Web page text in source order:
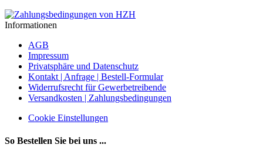
Informationen
AGB
Impressum
Privatsphäre und Datenschutz
Kontakt | Anfrage | Bestell-Formular
Widerrufsrecht für Gewerbetreibende
Versandkosten | Zahlungsbedingungen
Cookie Einstellungen
So Bestellen Sie bei uns ...